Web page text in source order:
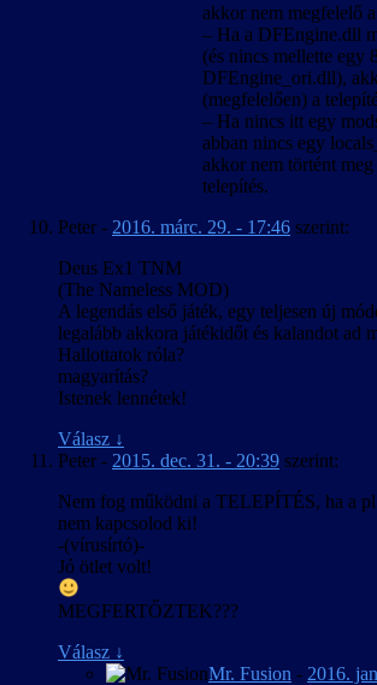
akkor nem megfelelő
– Ha a DFEngine.dll
(és nincs mellette egy
DFEngine_ori.dll),
(megfelelően) a
– Ha nincs itt egy
abban nincs egy
akkor nem történt
telepítés.
Peter - 2016. márc. 29. - 17:46 szerint:
Deus Ex1 TNM
(The Nameless MOD)
A legendás első játék, egy teljesen új
legalább akkora játékidőt és kalandot ad
Hallottatok róla?
magyarítás?
Istenek lennétek!
Válasz ↓
Peter - 2015. dec. 31. - 20:39 szerint:
Nem fog működni a TELEPÍTÉS, ha a
nem kapcsolod ki!
-(vírusírtó)-
Jó ötlet volt!
MEGFERTŐZTEK???
Válasz ↓
Mr. Fusion - 2016.